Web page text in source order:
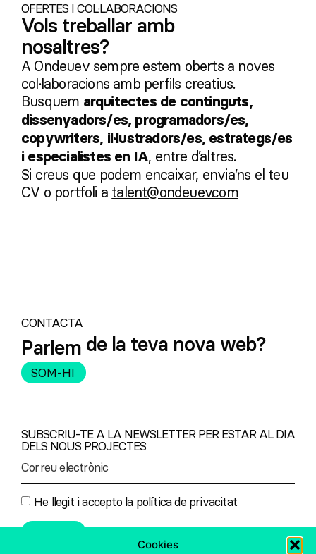
Cookies
OFERTES I COL·LABORACIONS
Vols treballar amb
nosaltres?
A Ondeuev sempre estem oberts a noves
col·laboracions amb perfils creatius.
Busquem arquitectes de continguts,
dissenyadors/es, programadors/es,
copywriters, il·lustradors/es, estrategs/es
i especialistes en IA, entre d’altres.
Si creus que podem encaixar, envia’ns el teu
CV o portfoli a talent@ondeuev.com
CONTACTA
Parlem de la teva nova web?
SOM-HI
SUBSCRIU-TE A LA NEWSLETTER PER ESTAR AL DIA
DELS NOUS PROJECTES
He llegit i accepto la política de privacitat